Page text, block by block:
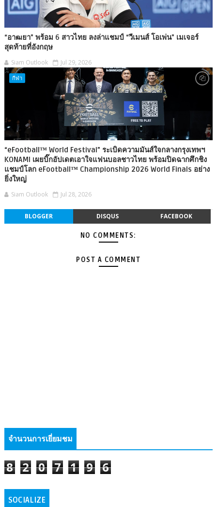
“อาฒยา” พร้อม 6 สาวไทย ลงล่าแชมป์ “วีเมนส์ โอเพ่น” เมเจอร์
สุดท้ายที่อังกฤษ
Siam Outlook Jul 29, 2026
กีฬา
“eFootball™ World Festival” ระเบิดความมันส์ใจกลางกรุงเทพฯ
KONAMI เผยบิ๊กอัปเดตเอาใจแฟนบอลชาวไทย พร้อมปิดฉากศึกชิง
แชมป์โลก eFootball™ Championship 2026 World Finals อย่าง
ยิ่งใหญ่
Siam Outlook Jul 28, 2026
BLOGGER DISQUS FACEBOOK
NO COMMENTS:
POST A COMMENT
จำนวนการเยี่ยมชม
8 2 0 7 1 9 6
SOCIALIZE